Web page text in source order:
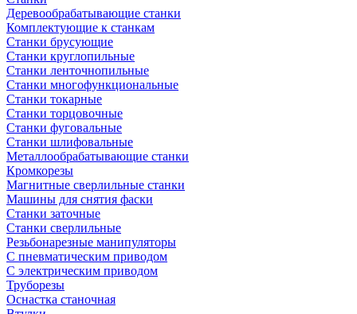
Деревообрабатывающие станки
Комплектующие к станкам
Станки брусующие
Станки круглопильные
Станки ленточнопильные
Станки многофункциональные
Станки токарные
Станки торцовочные
Станки фуговальные
Станки шлифовальные
Металлообрабатывающие станки
Кромкорезы
Магнитные сверлильные станки
Машины для снятия фаски
Станки заточные
Станки сверлильные
Резьбонарезные манипуляторы
С пневматическим приводом
С электрическим приводом
Труборезы
Оснастка станочная